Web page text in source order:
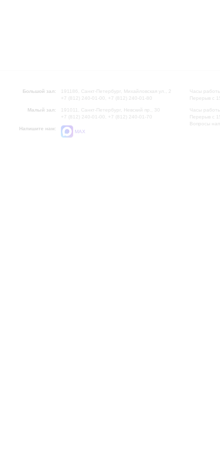
Большой зал:
191186, Санкт-Петербург, Михайловская ул., 2
+7 (812) 240-01-00, +7 (812) 240-01-80
Малый зал:
191011, Санкт-Петербург, Невский пр., 30
+7 (812) 240-01-00, +7 (812) 240-01-70
Напишите нам:
MAX
Часы
Перерыв с
Часы
Перерыв с
Вопросы